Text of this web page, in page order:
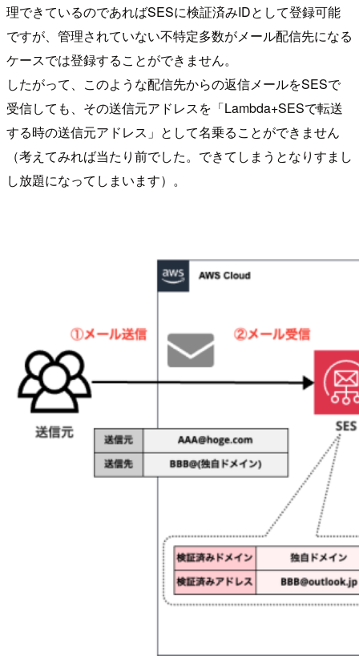
理できているのであればSESに検証済みIDとして登録可能
ですが、管理されていない不特定多数がメール配信先になる
ケースでは登録することができません。
したがって、このような配信先からの返信メールをSESで
受信しても、その送信元アドレスを「Lambda+SESで転送
する時の送信元アドレス」として名乗ることができません
（考えてみれば当たり前でした。できてしまうとなりすまし
し放題になってしまいます）。